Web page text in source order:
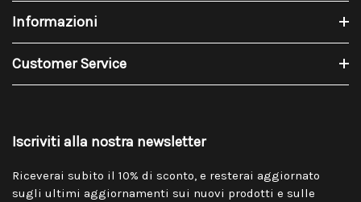
Informazioni
Customer Service
Iscriviti alla nostra newsletter
Riceverai subito il 10% di sconto, e resterai aggiornato
sugli ultimi aggiornamenti sui nuovi prodotti e sulle